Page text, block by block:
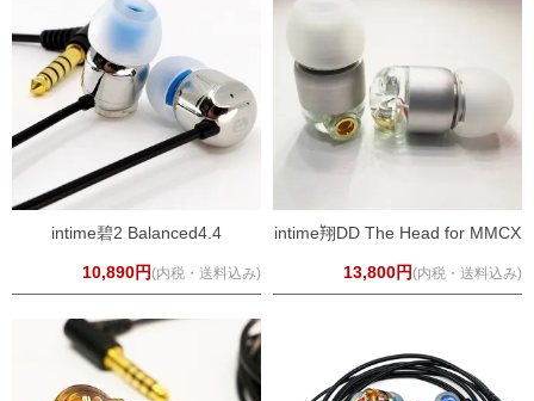
intime碧2 Balanced4.4
10,890円(内税・送料込み)
intime翔DD The Head for MMCX
13,800円(内税・送料込み)